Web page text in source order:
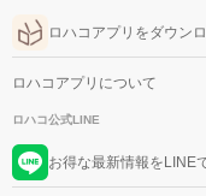
ロハコアプリをダウン
ロハコアプリについて
ロハコ公式LINE
お得な最新情報をLINE